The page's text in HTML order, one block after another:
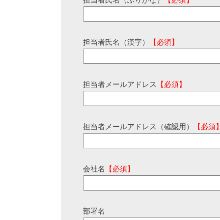
担当者氏名（漢字） 【必須】
担当者メールアドレス 【必須】
担当者メールアドレス（確認用） 【必須
会社名 【必須】
部署名